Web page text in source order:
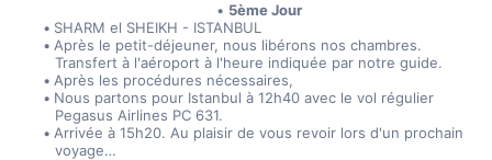
5ème Jour
SHARM el SHEIKH - ISTANBUL
Après le petit-déjeuner, nous libérons nos chambres.
Transfert à l'aéroport à l'heure indiquée par notre guide.
Après les procédures nécessaires,
Nous partons pour Istanbul à 12h40 avec le vol régulier
Pegasus Airlines PC 631.
Arrivée à 15h20. Au plaisir de vous revoir lors d'un prochain
voyage…